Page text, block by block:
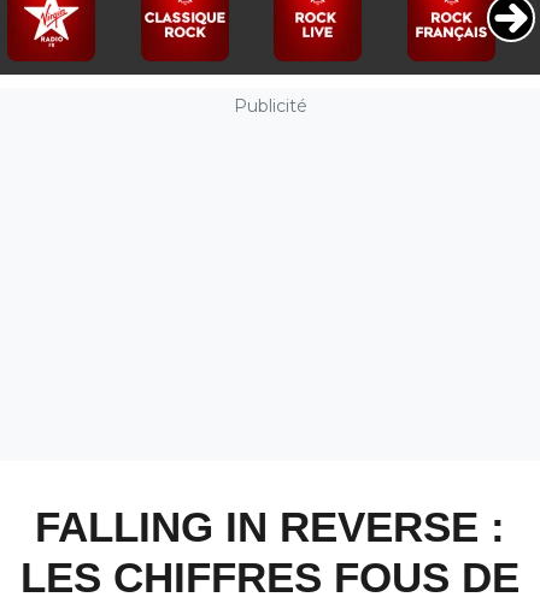
Publicité
FALLING IN REVERSE :
LES CHIFFRES FOUS DE